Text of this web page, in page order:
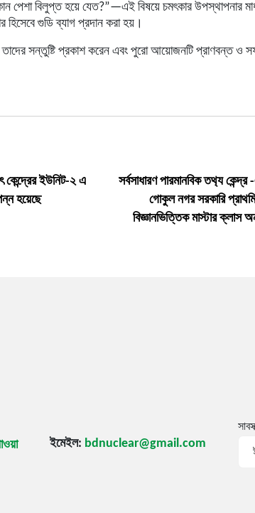
পেশা বিলুপ্ত হয়ে যেত?”—এই বিষয়ে চমৎকার উপস্থাপনার
গুডি ব্যাগ প্রদান করা হয়।
তাদের সন্তুষ্টি প্রকাশ করেন এবং পুরো আয়োজনটি প্রাণবন্ত ও
কেন্দ্রের ইউনিট-২ এ
হয়েছে
সর্বসাধারণ পারমানবিক তথ‍্য কেন্দ্র
গোকুল নগর সরকারি
বিজ্ঞানভিত্তিক মাস্টার ক্লাস
ইমেইল: bdnuclear@gmail.com